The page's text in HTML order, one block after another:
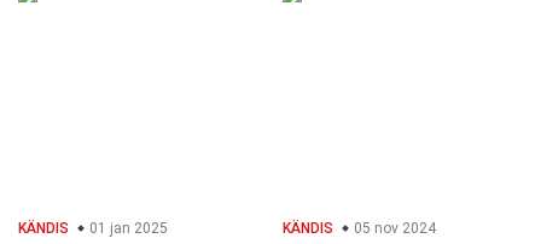
KÄNDIS 01 jan 2025 KÄNDIS 05 nov 2024